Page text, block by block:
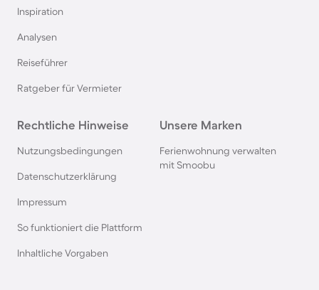
Inspiration
Analysen
Reiseführer
Ratgeber für Vermieter
Rechtliche Hinweise
Nutzungsbedingungen
Datenschutzerklärung
Impressum
So funktioniert die Plattform
Inhaltliche Vorgaben
Unsere Marken
Ferienwohnung verwalten
mit Smoobu